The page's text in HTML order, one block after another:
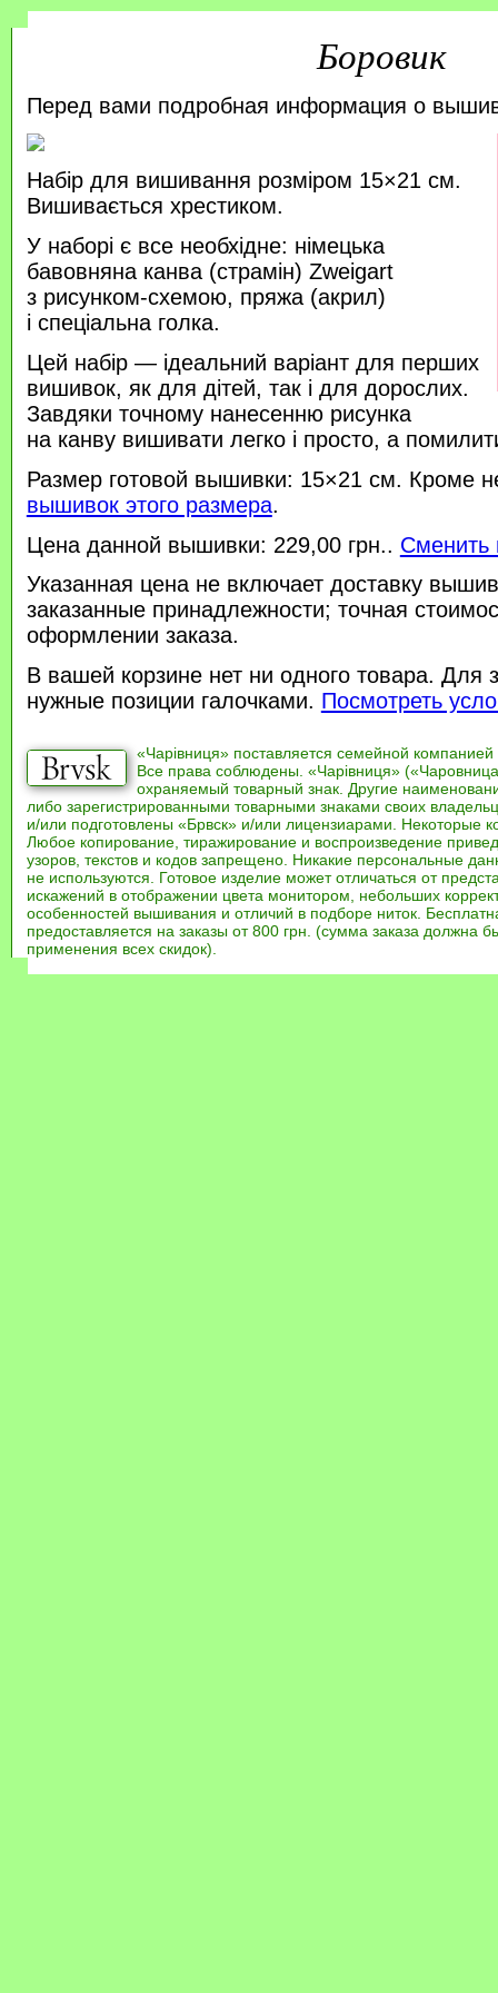
Боровик
Перед вами подробная информация о
Набір для вишивання розміром 15×21 см.
Вишивається хрестиком.
У наборі є все необхідне: німецька
бавовняна канва (страмін) Zweigart
з рисунком-схемою, пряжа (акрил)
і спеціальна голка.
Цей набір — ідеальний варіант для перших
вишивок, як для дітей, так і для дорослих.
Завдяки точному нанесенню рисунка
на канву вишивати легко і просто, а
Размер готовой вышивки: 15×21 см. Кроме
вышивок этого размера.
Цена данной вышивки: 229,00 грн.. Сменить
Указанная цена не включает доставку
заказанные принадлежности; точная
оформлении заказа.
В вашей корзине нет ни одного товара. Для
нужные позиции галочками. Посмотреть
«Чарівниця» поставляется семейной компанией
Все права соблюдены. «Чарівниця»
охраняемый товарный знак. Другие
либо зарегистрированными товарными знаками своих
и/или подготовлены «Брвск» и/или лицензиарами. Некоторые
Любое копирование, тиражирование и воспроизведение
узоров, текстов и кодов запрещено. Никакие персональные
не используются. Готовое изделие может отличаться от
искажений в отображении цвета монитором, небольших
особенностей вышивания и отличий в подборе ниток.
предоставляется на заказы от 800 грн. (сумма заказа должна
применения всех скидок).